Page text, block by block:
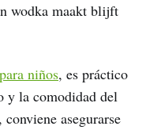
wodka maakt blijft
niños, es práctico
y la comodidad del
asegurarse